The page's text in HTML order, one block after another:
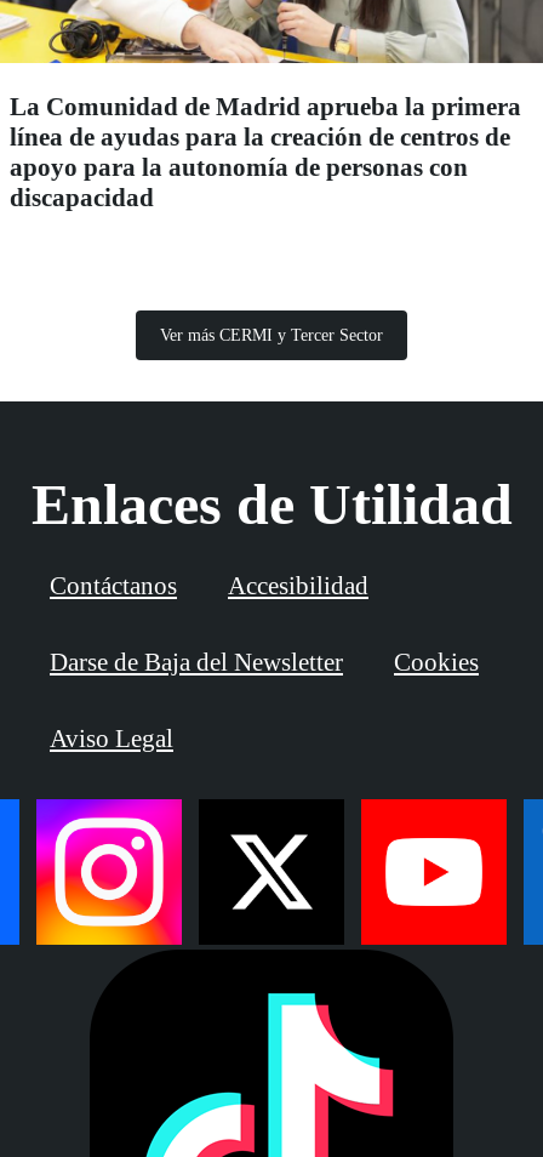
La Comunidad de Madrid aprueba la primera
línea de ayudas para la creación de centros de
apoyo para la autonomía de personas con
discapacidad
Ver más CERMI y Tercer Sector
Enlaces de Utilidad
Contáctanos Accesibilidad
Darse de Baja del Newsletter Cookies
Aviso Legal